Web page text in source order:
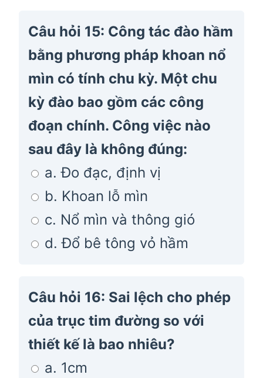
Câu hỏi 15: Công tác đào hầm
bằng phương pháp khoan nổ
mìn có tính chu kỳ. Một chu
kỳ đào bao gồm các công
đoạn chính. Công việc nào
sau đây là không đúng:
a. Đo đạc, định vị
b. Khoan lỗ mìn
c. Nổ mìn và thông gió
d. Đổ bê tông vỏ hầm
Câu hỏi 16: Sai lệch cho phép
của trục tim đường so với
thiết kế là bao nhiêu?
a. 1cm